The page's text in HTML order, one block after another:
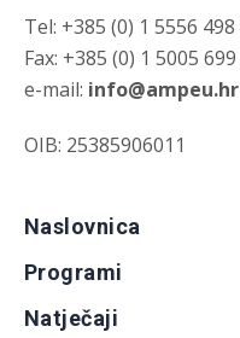
Tel: +385 (0) 1 5556 498
Fax: +385 (0) 1 5005 699
e-mail: info@ampeu.hr
OIB: 25385906011
Naslovnica
Programi
Natječaji